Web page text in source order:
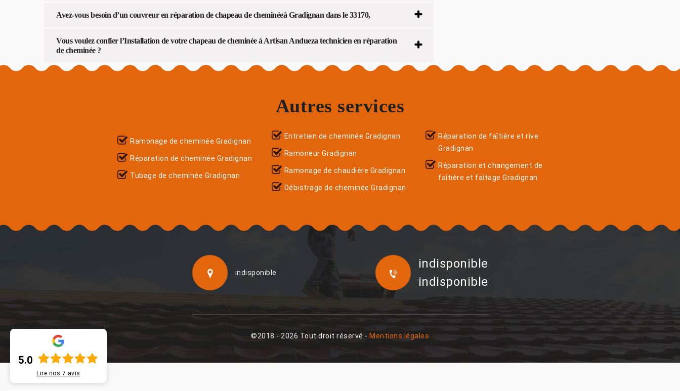
Avez-vous besoin d’un couvreur en réparation de chapeau de cheminéeà Gradignan dans le 33170,
Vous voulez confier l’Installation de votre chapeau de cheminée à Artisan Andueza technicien en réparation
de cheminée ?
Autres services
Ramonage de cheminée Gradignan
Réparation de cheminée Gradignan
Tubage de cheminée Gradignan
Entretien de cheminée Gradignan
Ramoneur Gradignan
Ramonage de chaudière Gradignan
Débistrage de cheminée Gradignan
Réparation de faîtière et rive
Gradignan
Réparation et changement de
faîtière et faîtage Gradignan
indisponible
indisponible
indisponible
©2018 - 2026 Tout droit réservé - Mentions légales
5.0
Lire nos 7 avis